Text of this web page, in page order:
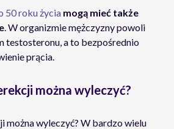
50 roku życia mogą mieć także
. W organizmie mężczyzny powoli
testosteronu, a to bezpośrednio
prącia.
można wyleczyć?
można wyleczyć? W bardzo wielu